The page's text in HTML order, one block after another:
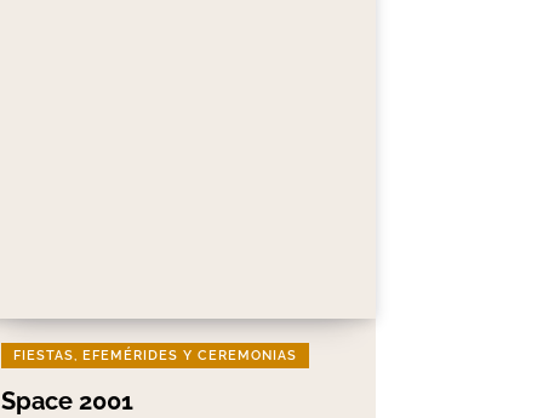
FIESTAS, EFEMÉRIDES Y CEREMONIAS
Space 2001